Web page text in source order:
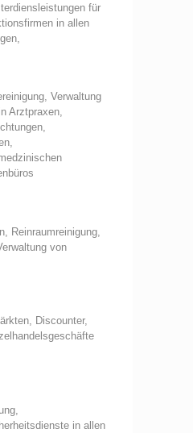
für
in allen
Verwaltung
Arztpraxen,
Reinraumreinigung,
von
Discounter,
in allen